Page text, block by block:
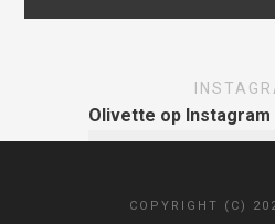
Olivette op Instagram
COPYRIGHT (C)